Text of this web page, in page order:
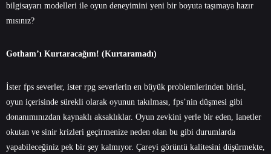
bilgisayarı modelleri ile oyun deneyimini yeni bir boyuta taşımaya hazır
mısınız?
Gotham’ı Kurtaracağım! (Kurtaramadı)
İster fps severler, ister rpg severlerin en büyük problemlerinden birisi,
oyun içerisinde sürekli olarak oyunun takılması, fps’nin düşmesi gibi
donanımınızdan kaynaklı aksaklıklar. Oyun zevkini yerle bir eden, lanetler
okutan ve sinir krizleri geçirmenize neden olan bu gibi durumlarda
yapabileceğiniz pek bir şey kalmıyor. Çareyi görüntü kalitesini düşürmekte,